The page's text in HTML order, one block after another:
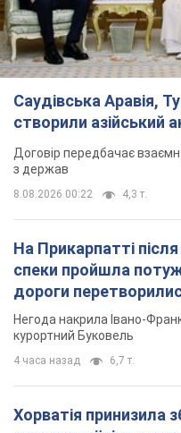
8.08.2026 00:22 4,3 т.
На Прикарпатті
спеки пройшла
дороги
Відео
курортний Буковель
спортивної
допустивши до
основних
3 часа назад 5,9 т.